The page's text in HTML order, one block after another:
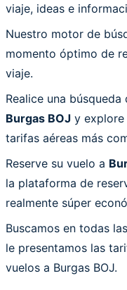
viaje, ideas e
Nuestro motor de
momento óptimo de
viaje.
Realice una
Burgas BOJ y explore
tarifas aéreas más
Reserve su vuelo a
la plataforma de
realmente súper
Buscamos en todas
le presentamos las
vuelos a Burgas BOJ.